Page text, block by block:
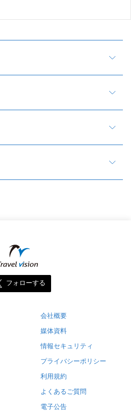
フォローする
会社概要
媒体資料
情報セキュリティ
プライバシーポリシー
利用規約
よくあるご質問
電子公告